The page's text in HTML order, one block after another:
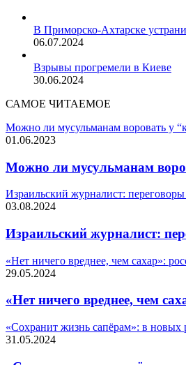
В Приморско-Ахтарске
06.07.2024
Взрывы прогремели в Киеве
30.06.2024
САМОЕ ЧИТАЕМОЕ
Можно ли мусульманам воровать у
01.06.2023
Можно ли мусульманам
Израильский журналист:
03.08.2024
Израильский журналист:
«Нет ничего вреднее, чем сахар»:
29.05.2024
«Нет ничего вреднее, чем
«Сохранит жизнь сапёрам»: в
31.05.2024